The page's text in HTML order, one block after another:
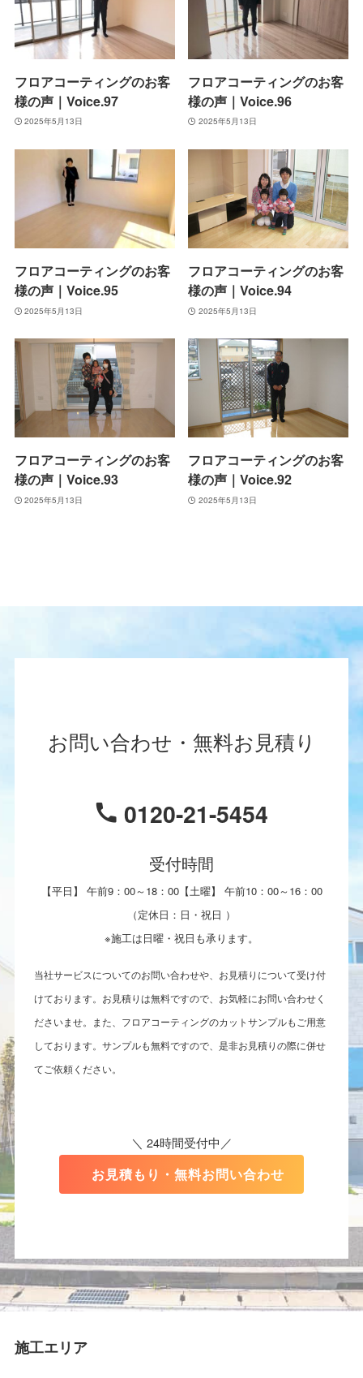
フロアコーティングのお客
様の声｜Voice.97
2025年5月13日
フロアコーティングのお客
様の声｜Voice.96
2025年5月13日
フロアコーティングのお客
様の声｜Voice.95
2025年5月13日
フロアコーティングのお客
様の声｜Voice.94
2025年5月13日
フロアコーティングのお客
様の声｜Voice.93
2025年5月13日
フロアコーティングのお客
様の声｜Voice.92
2025年5月13日
お問い合わせ・無料お見積り
0120-21-5454
受付時間
【平日】 午前9：00～18：00【土曜】 午前10：00～16：00
（定休日：日・祝日 ）
※施工は日曜・祝日も承ります。
当社サービスについてのお問い合わせや、お見積りについて受け付
けております。お見積りは無料ですので、お気軽にお問い合わせく
ださいませ。また、フロアコーティングのカットサンプルもご用意
しております。サンプルも無料ですので、是非お見積りの際に併せ
てご依頼ください。
＼ 24時間受付中／
お見積もり・無料お問い合わせ
施工エリア